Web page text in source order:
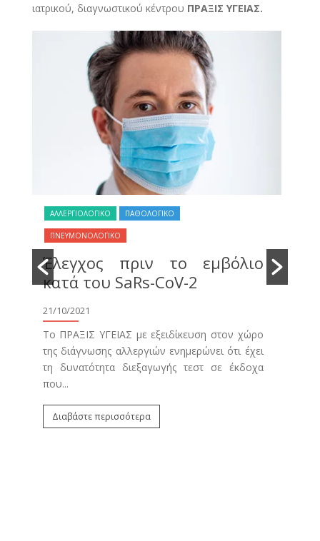
ιατρικού, διαγνωστικού κέντρου ΠΡΑΞΙΣ ΥΓΕΙΑΣ.
ΑΛΛΕΡΓΙΟΛΟΓΙΚΟ ΠΑΘΟΛΟΓΙΚΟ
ΠΝΕΥΜΟΝΟΛΟΓΙΚΟ
Έλεγχος πριν το εμβόλιο
κατά του SaRs-CoV-2
21/10/2021
Το ΠΡΑΞΙΣ ΥΓΕΙΑΣ με εξειδίκευση στον χώρο
της διάγνωσης αλλεργιών ενημερώνει ότι έχει
τη δυνατότητα διεξαγωγής τεστ σε έκδοχα
που...
Διαβάστε περισσότερα